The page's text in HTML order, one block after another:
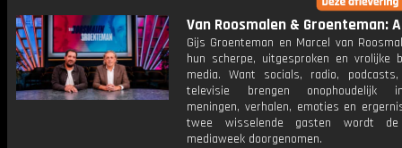
Van Roosmalen & Groenteman:
Gijs Groenteman en Marcel van
hun scherpe, uitgesproken en vrolijke
media. Want socials, radio,
televisie brengen onophoudelijk
meningen, verhalen, emoties en
twee wisselende gasten wordt de
mediaweek doorgenomen.